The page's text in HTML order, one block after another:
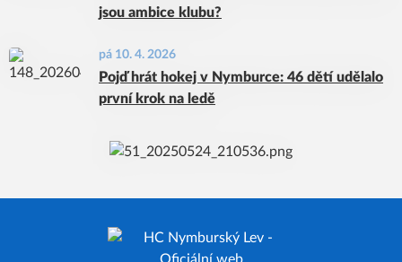
jsou ambice klubu?
pá 10. 4. 2026
Pojď hrát hokej v Nymburce: 46 dětí udělalo
první krok na ledě